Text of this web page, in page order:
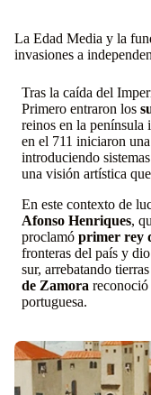
La Edad Media y la
invasiones a
Tras la caída del
Primero entraron los
reinos en la península
en el 711 iniciaron
introduciendo
una visión artística
En este contexto de
Afonso Henriques,
proclamó primer rey
fronteras del país y
sur, arrebatando
de Zamora
portuguesa.